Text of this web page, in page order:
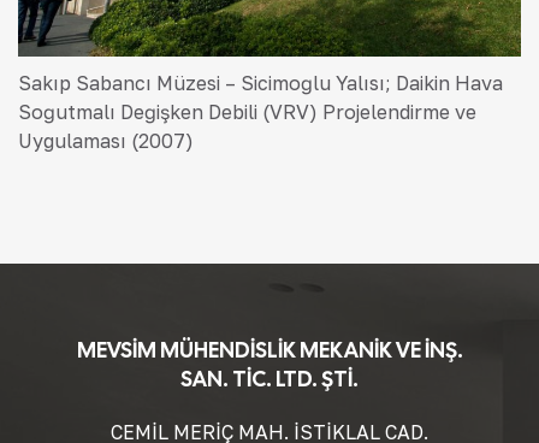
Sakıp Sabancı Müzesi – Sicimoğlu Yalısı; Daikin Hava
Soğutmalı Değişken Debili (VRV) Projelendirme ve
Uygulaması (2007)
MEVSİM MÜHENDİSLİK MEKANİK VE İNŞ.
SAN. TİC. LTD. ŞTİ.
CEMİL MERİÇ MAH. İSTİKLAL CAD.